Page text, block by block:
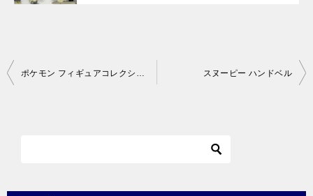
投
スヌーピー ハンドベル